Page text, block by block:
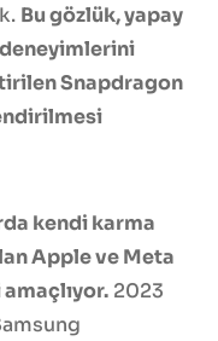
Bu gözlük, yapay
Snapdragon
kendi karma
Apple ve Meta
2023